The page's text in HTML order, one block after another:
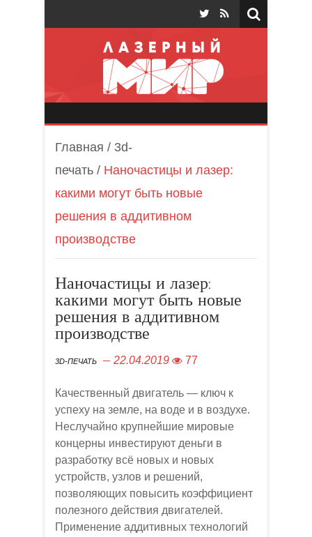
Главная / 3d-
печать / Наночастицы и лазер:
какими могут быть новые
решения в аддитивном
производстве
Наночастицы и лазер:
какими могут быть новые
решения в аддитивном
производстве
3D-ПЕЧАТЬ 22.04.2019 77
Качественный двигатель — ключ к
успеху на земле, на воде и в воздухе.
Неслучайно крупнейшие мировые
концерны инвестируют деньги в
разработку всё новых и новых
устройств, узлов и решений,
позволяющих повысить коэффициент
полезного действия двигателей.
Применение аддитивных технологий